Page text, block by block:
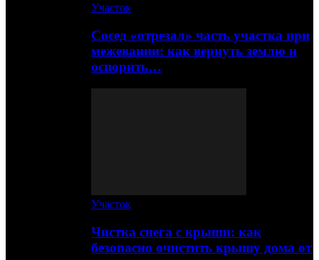
Участок
Сосед «отрезал» часть участка при
межевании: как вернуть землю и
оспорить…
Участок
Чистка снега с крыши: как
безопасно очистить крышу дома от